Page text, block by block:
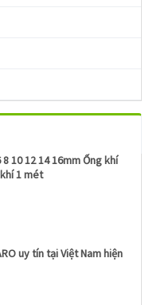
10 12 14 16mm Ống khí
1 mét
uy tín tại Việt Nam hiện